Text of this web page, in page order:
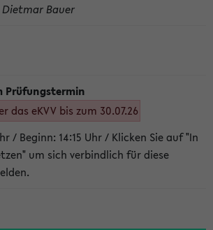
Dietmar Bauer
das eKVV bis zum 30.07.26
/ Beginn: 14:15 Uhr / Klicken Sie auf "In
um sich verbindlich für diese